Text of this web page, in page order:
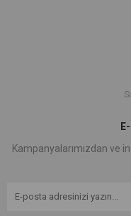
Kampanyalarımızdan ve